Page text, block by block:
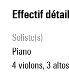
effectif
Soliste(s)
piano
4 violons, 3